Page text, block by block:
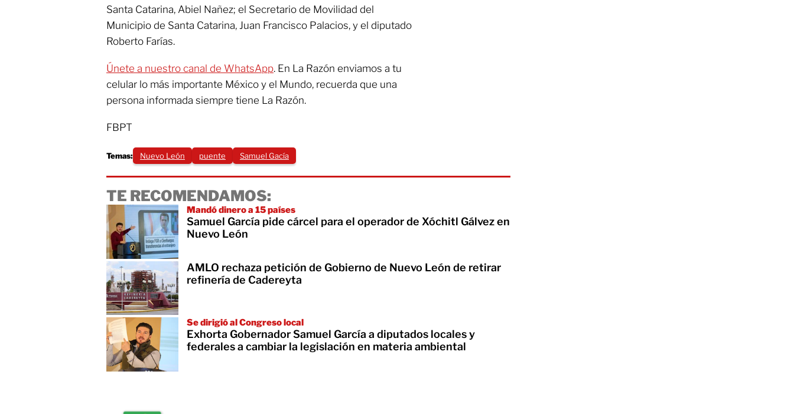
Santa Catarina, Abiel Nañez; el Secretario de Movilidad del
Municipio de Santa Catarina, Juan Francisco Palacios, y el diputado
Roberto Farías.
Únete a nuestro canal de WhatsApp. En La Razón enviamos a tu
celular lo más importante México y el Mundo, recuerda que una
persona informada siempre tiene La Razón.
FBPT
Temas: Nuevo León puente Samuel Gacía
TE RECOMENDAMOS:
Mandó dinero a 15 países
Samuel García pide cárcel para el operador de Xóchitl Gálvez en
Nuevo León
AMLO rechaza petición de Gobierno de Nuevo León de retirar
refinería de Cadereyta
Se dirigió al Congreso local
Exhorta Gobernador Samuel García a diputados locales y
federales a cambiar la legislación en materia ambiental